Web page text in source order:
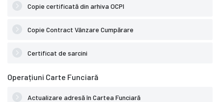
Copie certificată din arhiva OCPI
Copie Contract Vânzare Cumpărare
Certificat de sarcini
Operațiuni Carte Funciară
Actualizare adresă în Cartea Funciară